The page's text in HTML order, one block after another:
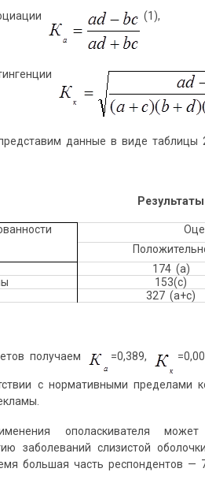
(1),
данные в виде таблицы
174 (a)
153(c)
327 (a+c)
получаем =0,389,
с нормативными пределами
ополаскивателя
заболеваний слизистой
большая часть респондентов —